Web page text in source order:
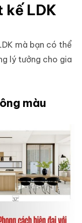
LDK
mà bạn có thể
lý tưởng cho gia
màu